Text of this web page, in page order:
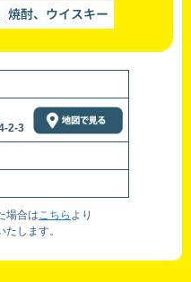
焼酎、ウイスキー
2-3
場合はこちら より
します。